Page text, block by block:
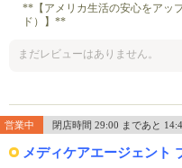
**【アメリカ生活の安心をアッ
ド）】**
まだレビューはありません。
営業中 閉店時間 29:00 まであと
メディケアエージェント